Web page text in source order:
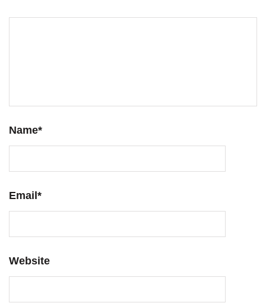
Name*
Email *
Website